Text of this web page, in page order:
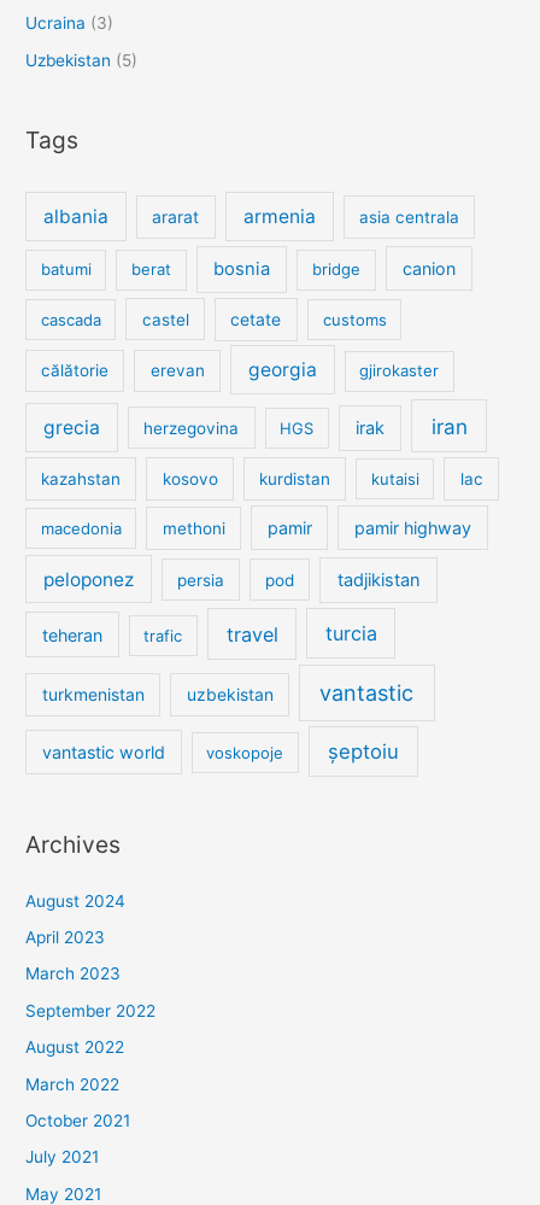
Ucraina (3)
Uzbekistan (5)
Tags
albania ararat armenia asia centrala
batumi berat bosnia bridge canion
cascada castel cetate customs
călătorie erevan georgia gjirokaster
grecia herzegovina HGS irak iran
kazahstan kosovo kurdistan kutaisi lac
macedonia methoni pamir pamir highway
peloponez persia pod tadjikistan
teheran trafic travel turcia
turkmenistan uzbekistan vantastic
vantastic world voskopoje șeptoiu
Archives
August 2024
April 2023
March 2023
September 2022
August 2022
March 2022
October 2021
July 2021
May 2021